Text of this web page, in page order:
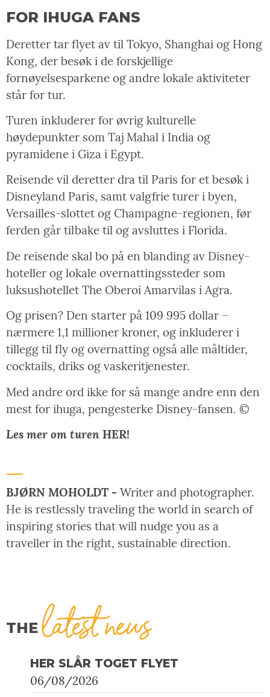
FOR IHUGA FANS
Deretter tar flyet av til Tokyo, Shanghai og Hong
Kong, der besøk i de forskjellige
fornøyelsesparkene og andre lokale aktiviteter
står for tur.
Turen inkluderer for øvrig kulturelle
høydepunkter som Taj Mahal i India og
pyramidene i Giza i Egypt.
Reisende vil deretter dra til Paris for et besøk i
Disneyland Paris, samt valgfrie turer i byen,
Versailles-slottet og Champagne-regionen, før
ferden går tilbake til og avsluttes i Florida.
De reisende skal bo på en blanding av Disney-
hoteller og lokale overnattingssteder som
luksushotellet The Oberoi Amarvilas i Agra.
Og prisen? Den starter på 109 995 dollar –
nærmere 1,1 millioner kroner, og inkluderer i
tillegg til fly og overnatting også alle måltider,
cocktails, driks og vaskeritjenester.
Med andre ord ikke for så mange andre enn den
mest for ihuga, pengesterke Disney-fansen. ©
Les mer om turen HER!
BJØRN MOHOLDT - Writer and photographer.
He is restlessly traveling the world in search of
inspiring stories that will nudge you as a
traveller in the right, sustainable direction.
THElatest news
HER SLÅR TOGET FLYET
06/08/2026